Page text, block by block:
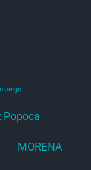
Popoca
MORENA